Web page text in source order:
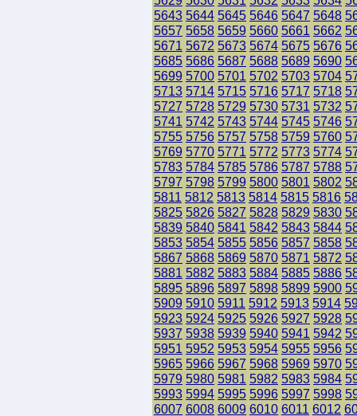
5643 5644 5645 5646 5647 5648
5657 5658 5659 5660 5661 5662
5671 5672 5673 5674 5675 5676
5685 5686 5687 5688 5689 5690
5699 5700 5701 5702 5703 5704
5713 5714 5715 5716 5717 5718
5727 5728 5729 5730 5731 5732
5741 5742 5743 5744 5745 5746
5755 5756 5757 5758 5759 5760
5769 5770 5771 5772 5773 5774
5783 5784 5785 5786 5787 5788
5797 5798 5799 5800 5801 5802
5811 5812 5813 5814 5815 5816
5825 5826 5827 5828 5829 5830
5839 5840 5841 5842 5843 5844
5853 5854 5855 5856 5857 5858
5867 5868 5869 5870 5871 5872
5881 5882 5883 5884 5885 5886
5895 5896 5897 5898 5899 5900
5909 5910 5911 5912 5913 5914
5923 5924 5925 5926 5927 5928
5937 5938 5939 5940 5941 5942
5951 5952 5953 5954 5955 5956
5965 5966 5967 5968 5969 5970
5979 5980 5981 5982 5983 5984
5993 5994 5995 5996 5997 5998
6007 6008 6009 6010 6011 6012